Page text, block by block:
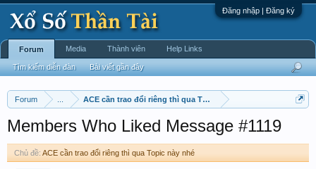
Đăng nhập | Đăng ký
Forum ACE cần trao đổi riêng thì qua Topic này nhé
Members Who Liked Message #1119
Chủ đề: ACE cần trao đổi riêng thì qua Topic này nhé
Forum
Tìm kiếm diễn đàn Bài viết gần đây
Media Thành viên Help Links